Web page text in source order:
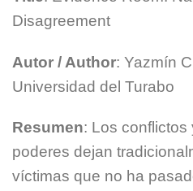
Disagreement
Autor / Author: Yazmín
Universidad del Turabo
Resumen: Los conflictos
poderes dejan
víctimas que no ha